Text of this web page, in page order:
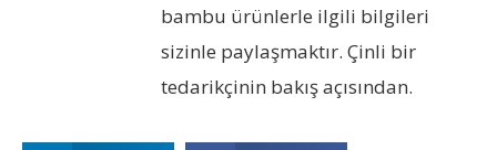
bambu ürünlerle ilgili bilgileri
sizinle paylaşmaktır. Çinli bir
tedarikçinin bakış açısından.